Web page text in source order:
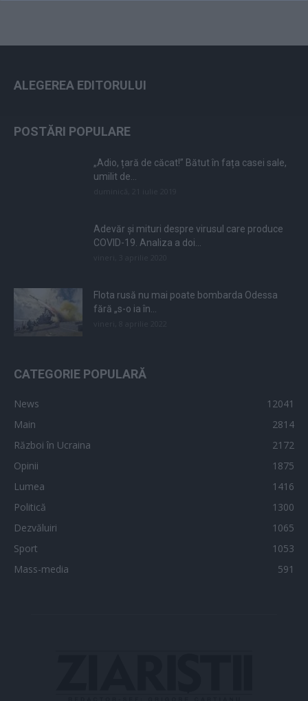
ALEGEREA EDITORULUI
POSTĂRI POPULARE
„Adio, țară de căcat!” Bătut în fața casei sale,
umilit de...
Adevăr și mituri despre virusul care produce
COVID-19. Analiza a doi...
Flota rusă nu mai poate bombarda Odessa
fără „s-o ia în...
CATEGORIE POPULARĂ
News
12041
Main
2814
Război în Ucraina
2172
Opinii
1875
Lumea
1416
Politică
1300
Dezvăluiri
1065
Sport
1053
Mass-media
591